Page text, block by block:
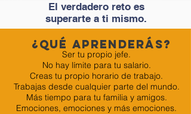
El verdadero reto es
superarte a ti mismo.
¿QUÉ APRENDERÁS?
Ser tu propio jefe.
No hay límite para tu salario.
Creas tu propio horario de trabajo.
Trabajas desde cualquier parte del mundo.
Más tiempo para tu familia y amigos.
Emociones, emociones y más emociones.